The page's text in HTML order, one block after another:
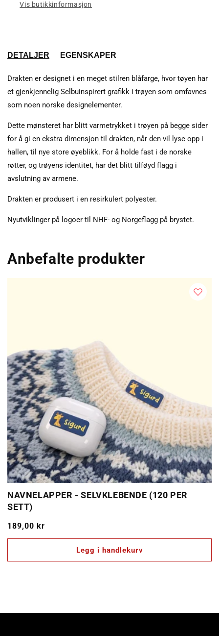
Vis butikkinformasjon
DETALJER EGENSKAPER
Drakten er designet i en meget stilren blåfarge, hvor tøyen har
et gjenkjennelig Selbuinspirert grafikk i trøyen som omfavnes
som noen norske designelementer.
Dette mønsteret har blitt varmetrykket i trøyen på begge sider
for å gi en ekstra dimensjon til drakten, når den vil lyse opp i
hallen, til nye store øyeblikk. For å holde fast i de norske
røtter, og trøyens identitet, har det blitt tilføyd flagg i
avslutning av armene.
Drakten er produsert i en resirkulert polyester.
Nyutviklinger på logoer til NHF- og Norgeflagg på brystet.
Anbefalte produkter
NAVNELAPPER - SELVKLEBENDE (120 PER
SETT)
Vanlig
pris
189,00 kr
Legg i handlekurv